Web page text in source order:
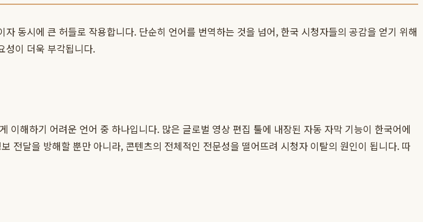
동시에 큰 허들로 작용합니다. 단순히 언어를 번역하는 것을 넘어, 한국 시청자들의 공감을 얻기 위해
성이 더욱 부각됩니다.
해하기 어려운 언어 중 하나입니다. 많은 글로벌 영상 편집 툴에 내장된 자동 자막 기능이 한국어에
전달을 방해할 뿐만 아니라, 콘텐츠의 전체적인 전문성을 떨어뜨려 시청자 이탈의 원인이 됩니다. 따